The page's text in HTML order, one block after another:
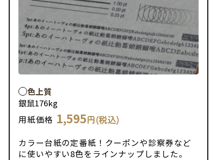
色上質
銀鼠176kg
用紙価格 1,595円(税込)
カラー台紙の定番紙！クーポンや診察券など
に使いやすい8色をラインナップしました。